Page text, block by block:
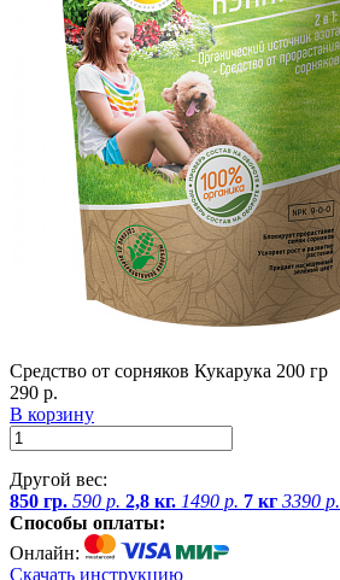
Средство от сорняков Кукарука 200 гр
290 р.
В корзину
Другой вес:
850 гр. 590 р. 2,8 кг. 1490 р. 7 кг 3390 р.
Способы оплаты:
Онлайн:
Скачать инструкцию